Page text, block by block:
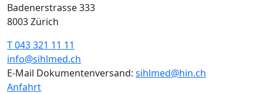
Badenerstrasse 333
8003 Zürich
T 043 321 11 11
info@sihlmed.ch
E-Mail Dokumentenversand: sihlmed@hin.ch
Anfahrt